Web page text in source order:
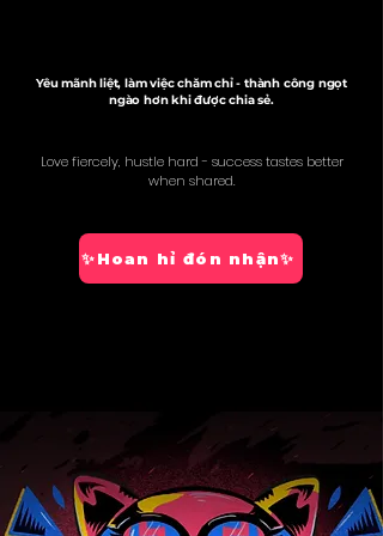
Yêu mãnh liệt, làm việc chăm chỉ - thành công ngọt
ngào hơn khi được chia sẻ.
Love fiercely, hustle hard - success tastes better
when shared.
✨Hoan hỉ đón nhận✨